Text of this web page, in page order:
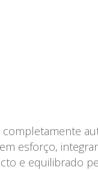
esforço,
e equilibrado